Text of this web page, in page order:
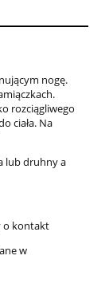
nogę.
rozciągliwego
ciała. Na
lub druhny a
o kontakt
w